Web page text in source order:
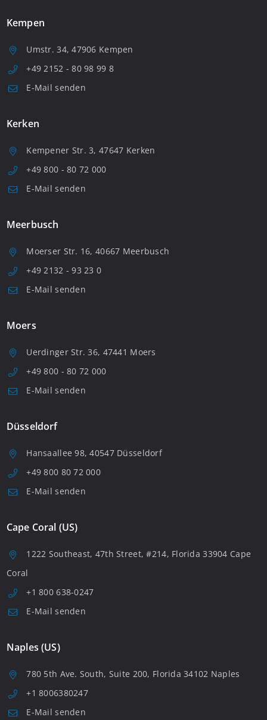
Kempen
Umstr. 34, 47906 Kempen
+49 2152 - 80 98 99 8
E-Mail senden
Kerken
Kempener Str. 3, 47647 Kerken
+49 800 - 80 72 000
E-Mail senden
Meerbusch
Moerser Str. 16, 40667 Meerbusch
+49 2132 - 93 23 0
E-Mail senden
Moers
Uerdinger Str. 36, 47441 Moers
+49 800 - 80 72 000
E-Mail senden
Düsseldorf
Hansaallee 98, 40547 Düsseldorf
+49 800 80 72 000
E-Mail senden
Cape Coral (US)
1222 Southeast, 47th Street, #214, Florida 33904 Cape
Coral
+1 800 638-0247
E-Mail senden
Naples (US)
780 5th Ave. South, Suite 200, Florida 34102 Naples
+1 8006380247
E-Mail senden